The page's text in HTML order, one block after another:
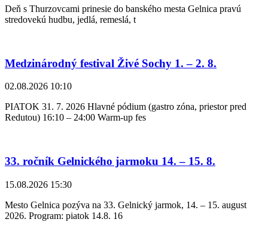
Deň s Thurzovcami prinesie do banského mesta Gelnica pravú
stredovekú hudbu, jedlá, remeslá, t
Medzinárodný festival Živé Sochy 1. – 2. 8.
02.08.2026 10:10
PIATOK 31. 7. 2026 Hlavné pódium (gastro zóna, priestor pred
Redutou) 16:10 – 24:00 Warm-up fes
33. ročník Gelnického jarmoku 14. – 15. 8.
15.08.2026 15:30
Mesto Gelnica pozýva na 33. Gelnický jarmok, 14. – 15. august
2026. Program: piatok 14.8. 16